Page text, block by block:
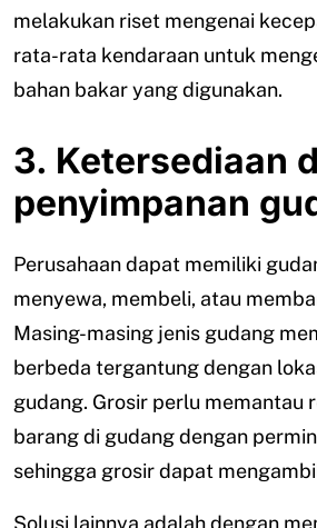
melakukan riset mengenai
rata-rata kendaraan untuk
bahan bakar yang digunakan.
3. Ketersediaan
penyimpanan
Perusahaan dapat memiliki
menyewa, membeli, atau
Masing-masing jenis gudang
berbeda tergantung dengan
gudang. Grosir perlu memantau
barang di gudang dengan
sehingga grosir dapat